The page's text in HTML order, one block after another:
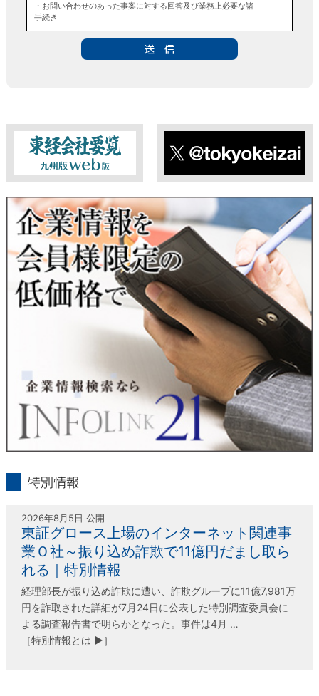
・お問い合わせのあった事案に対する回答及び業務上必要な諸
手続き
■個人情報の第三者提供について
■ 個人情報提供の任意性及び留意点
個人情報のご提供は任意ですが、必要な個人情報をご提供いた
だけなかった場合は、上記利用目的を達成できない場合があり
ますのでご了承ください。
当社は、本人が自己の個人情報について、通知・開示・訂正・
追加・削除・利用停止・提供停止の希望がございましたら、本
人または代理人の請求応じて、個人データの通知・開示・訂
正・追加・削除・利用停止・提供停止の請求に応じます。
受付方法は、本人確認資料（運転免許証、パスポート何れかの
コピー）、「個人情報取扱申請書」「委任状」（代理人による
申請の場合のみ必要となります）を当社宛にお送り下さい。
＜個人情報保護に関するお問合せ・相談窓口＞
〒802-0004 北九州市小倉北区鍛冶町2丁目5-11（第一東経ビ
フリーダイヤル 0120-55-9986
受付時間 平日9：00～17：00
東経会社要覧web版 X
2026年8月5日 公開
東証グロース上場のインターネット関連事
業Ｏ社～振り込め詐欺で11億円だまし取ら
れる｜特別情報
経理部長が振り込め詐欺に遭い、詐欺グループに11億7,981万
円を詐取された詳細が7月24日に公表した特別調査委員会に
よる調査報告書で明らかとなった。事件は4月 …
［特別情報とは ▶］